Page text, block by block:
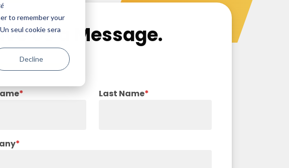
to remember your
seul cookie sera
Decline
Us a Message.
* Last Name*
*